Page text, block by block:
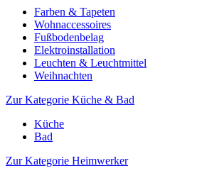
Farben & Tapeten
Wohnaccessoires
Fußbodenbelag
Elektroinstallation
Leuchten & Leuchtmittel
Weihnachten
Zur Kategorie Küche & Bad
Küche
Bad
Zur Kategorie Heimwerker